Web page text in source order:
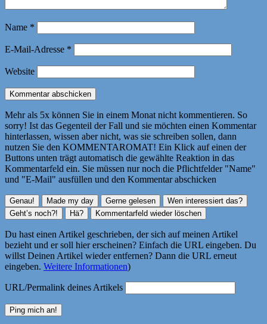
Name *
E-Mail-Adresse *
Website
Mehr als 5x können Sie in einem Monat nicht kommentieren. So
sorry! Ist das Gegenteil der Fall und sie möchten einen Kommentar
hinterlassen, wissen aber nicht, was sie schreiben sollen, dann
nutzen Sie den KOMMENTAROMAT! Ein Klick auf einen der
Buttons unten trägt automatisch die gewählte Reaktion in das
Kommentarfeld ein. Sie müssen nur noch die Pflichtfelder "Name"
und "E-Mail" ausfüllen und den Kommentar abschicken
Du hast einen Artikel geschrieben, der sich auf meinen Artikel
bezieht und er soll hier erscheinen? Einfach die URL eingeben. Du
willst Deinen Artikel wieder entfernen? Dann die URL erneut
eingeben. Weitere Informationen)
URL/Permalink deines Artikels